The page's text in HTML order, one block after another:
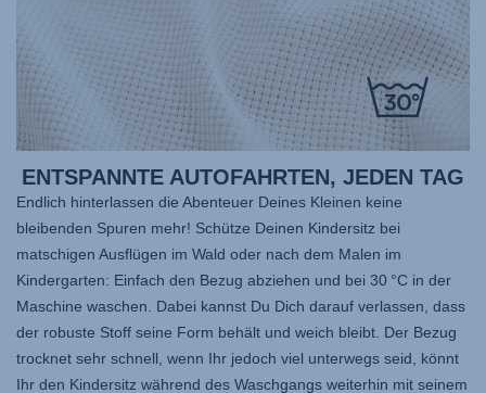
ENTSPANNTE AUTOFAHRTEN, JEDEN TAG
Endlich hinterlassen die Abenteuer Deines Kleinen keine
bleibenden Spuren mehr! Schütze Deinen Kindersitz bei
matschigen Ausflügen im Wald oder nach dem Malen im
Kindergarten: Einfach den Bezug abziehen und bei 30 °C in der
Maschine waschen. Dabei kannst Du Dich darauf verlassen, dass
der robuste Stoff seine Form behält und weich bleibt. Der Bezug
trocknet sehr schnell, wenn Ihr jedoch viel unterwegs seid, könnt
Ihr den Kindersitz während des Waschgangs weiterhin mit seinem